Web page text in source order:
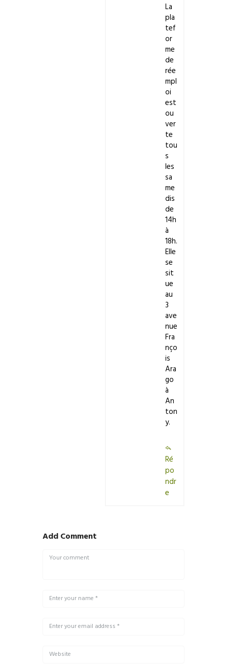
La
pla
tef
or
me
de
rée
mpl
oi
est
ou
ver
te
tou
s
les
sa
me
dis
de
14h
à
18h.
Elle
se
sit
ue
au
3
ave
nue
Fra
nço
is
Ara
go
à
An
ton
y.
Ré
po
ndr
e
Add Comment